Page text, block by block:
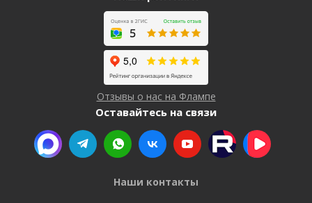
Отзывы о нас на Флампе
Оставайтесь на связи
Наши контакты